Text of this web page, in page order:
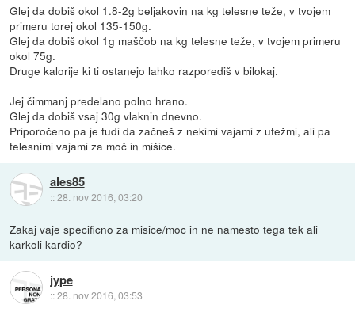
Glej da dobiš okol 1.8-2g beljakovin na kg telesne teže, v tvojem
primeru torej okol 135-150g.
Glej da dobiš okol 1g maščob na kg telesne teže, v tvojem primeru
okol 75g.
Druge kalorije ki ti ostanejo lahko razporediš v bilokaj.
Jej čimmanj predelano polno hrano.
Glej da dobiš vsaj 30g vlaknin dnevno.
Priporočeno pa je tudi da začneš z nekimi vajami z utežmi, ali pa
telesnimi vajami za moč in mišice.
ales85
::28. nov 2016, 03:20
Zakaj vaje specificno za misice/moc in ne namesto tega tek ali
karkoli kardio?
jype
::28. nov 2016, 03:53